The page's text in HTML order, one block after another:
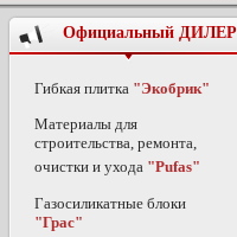
Официальный ДИЛЕР
Гибкая плитка "Экобрик"
Материалы для
строительства, ремонта,
очистки и ухода "Pufas"
Газосиликатные блоки
"Грас"